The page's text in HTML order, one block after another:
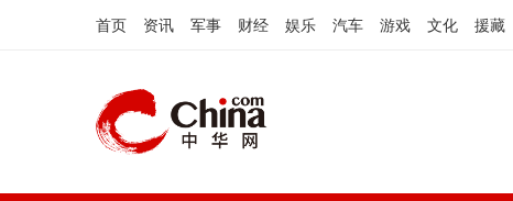
首页 资讯 军事 财经 娱乐 汽车 游戏 文化 援藏